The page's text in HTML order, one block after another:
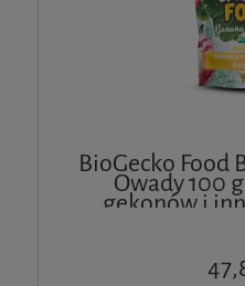
BioGecko Food
Owady 100
gekonów i